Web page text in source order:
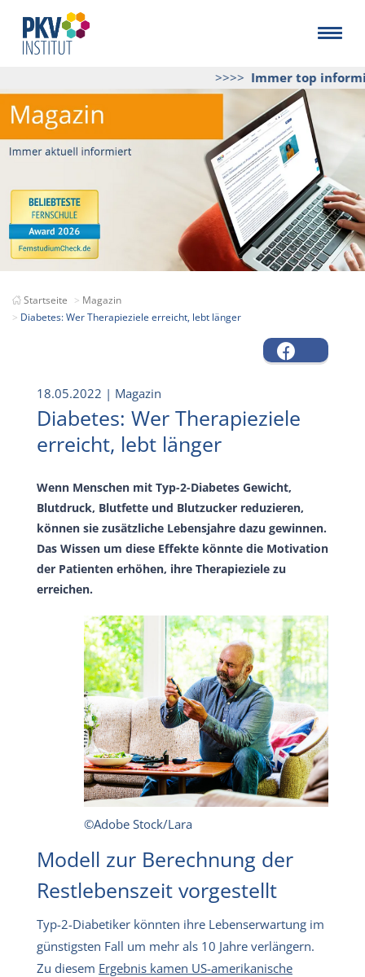
>>>>Immer top
Startseite
Magazin
Diabetes: Wer Therapieziele erreicht, lebt länger
18.05.2022 | Magazin
Diabetes: Wer Therapieziele
erreicht, lebt länger
Wenn Menschen mit Typ-2-Diabetes Gewicht,
Blutdruck, Blutfette und Blutzucker reduzieren,
können sie zusätzliche Lebensjahre dazu gewinnen.
Das Wissen um diese Effekte könnte die Motivation
der Patienten erhöhen, ihre Therapieziele zu
erreichen.
©Adobe Stock/Lara
Modell zur Berechnung der
Restlebenszeit vorgestellt
Typ-2-Diabetiker könnten ihre Lebenserwartung im
günstigsten Fall um mehr als 10 Jahre verlängern.
Zu diesem Ergebnis kamen US-amerikanische